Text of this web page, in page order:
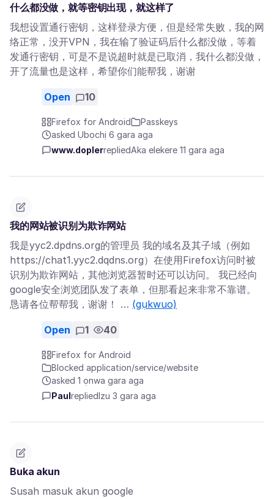
什么都没做，就等密钥出现，就这样了
我想设置通行密钥，这样登录方便，但是经常失败，我的网
络正常，没开VPN，我在输了验证码后什么都没做，等着
发通行密钥，可是不是说超时就是已取消，我什么都没做，
开了流量也是这样，希望你们能帮我，谢谢
Open 10
Firefox for Android
Passkeys
asked Ụbọchị 6 gara aga
www.doplerrepliedAka elekere 11 gara aga
我的网站被识别为欺诈网站
我是yyc2.dpdns.org的管理员 我的域名及其子域（例如
https://chat1.yyc2.dqdns.org）在使用Firefox访问时被
识别为欺诈网站，其他浏览器暂时还可以访问。 我已经向
google安全浏览团队发了表单，但那看起来非常不靠谱。
恳请各位帮帮我，谢谢！ … (gụkwuo)
Open 1 40
Firefox for Android
Blocked application/service/website
asked 1 ọnwa gara aga
Paul replied Izu 3 gara aga
Buka akun
Susah masuk akun google